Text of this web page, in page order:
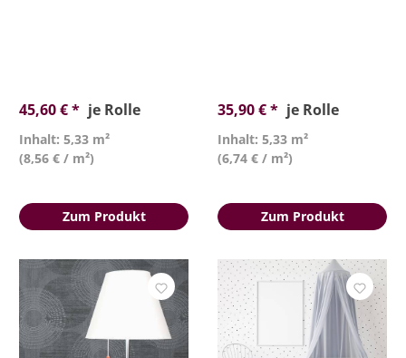
45,60 € * je Rolle
Inhalt: 5,33 m²
(8,56 € / m²)
Zum Produkt
35,90 € * je Rolle
Inhalt: 5,33 m²
(6,74 € / m²)
Zum Produkt